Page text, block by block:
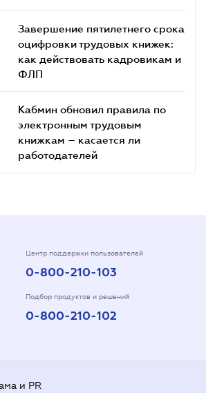
Завершение пятилетнего срока
оцифровки трудовых книжек:
как действовать кадровикам и
ФЛП
Кабмин обновил правила по
электронным трудовым
книжкам – касается ли
работодателей
Центр поддержки пользователей
0-800-210-103
Подбор продуктов и решений
0-800-210-102
и PR